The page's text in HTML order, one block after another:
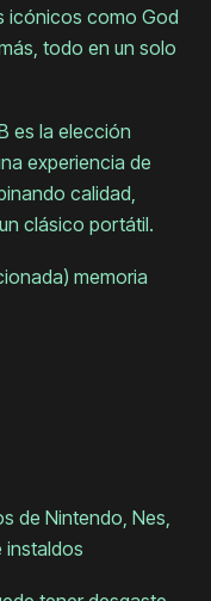
icónicos como God
todo en un solo
es la elección
experiencia de
calidad,
clásico portátil.
memoria
de Nintendo, Nes,
instaldos